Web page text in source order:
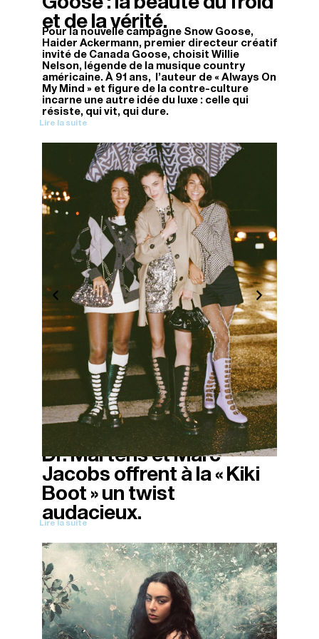
et de la vérité.
Pour la nouvelle campagne Snow Goose,
Haider Ackermann, premier directeur créatif
invité de Canada Goose, choisit Willie
Nelson, légende de la musique country
américaine. À 91 ans, l'auteur de « Always On
My Mind » et figure de la contre-culture
incarne une autre idée du luxe : celle qui
résiste, qui vit, qui dure.
Lire la suite
Dr. Martens et Marc
Jacobs offrent à la « Kiki
Boot » un twist
audacieux.
Lire la suite